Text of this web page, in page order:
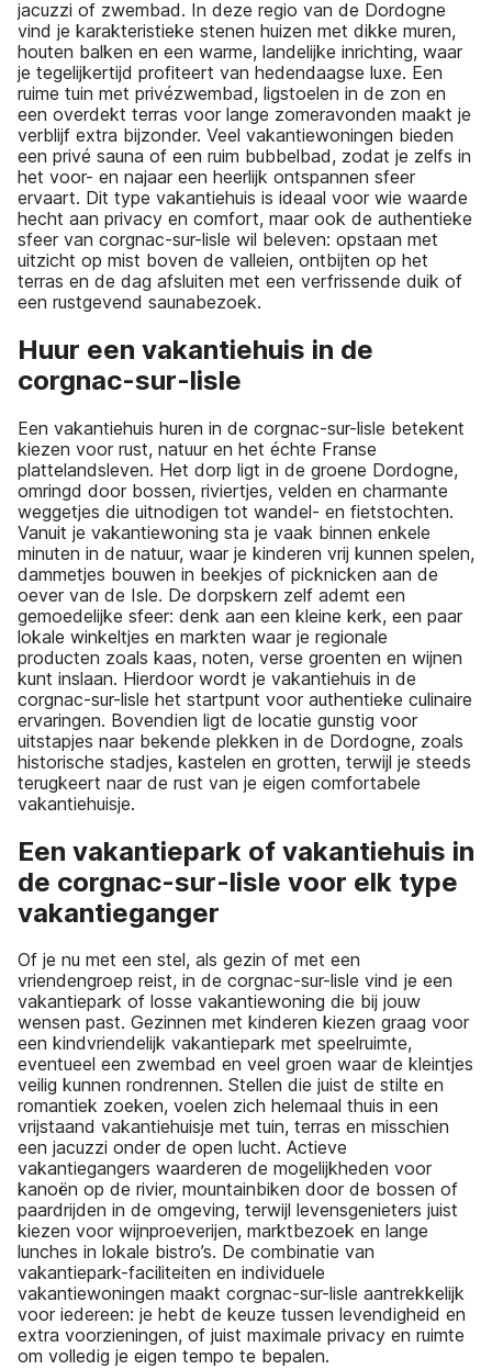
jacuzzi of zwembad. In deze regio van de Dordogne
vind je karakteristieke stenen huizen met dikke muren,
houten balken en een warme, landelijke inrichting, waar
je tegelijkertijd profiteert van hedendaagse luxe. Een
ruime tuin met privézwembad, ligstoelen in de zon en
een overdekt terras voor lange zomeravonden maakt je
verblijf extra bijzonder. Veel vakantiewoningen bieden
een privé sauna of een ruim bubbelbad, zodat je zelfs in
het voor- en najaar een heerlijk ontspannen sfeer
ervaart. Dit type vakantiehuis is ideaal voor wie waarde
hecht aan privacy en comfort, maar ook de authentieke
sfeer van corgnac-sur-lisle wil beleven: opstaan met
uitzicht op mist boven de valleien, ontbijten op het
terras en de dag afsluiten met een verfrissende duik of
een rustgevend saunabezoek.
Huur een vakantiehuis in de
corgnac-sur-lisle
Een vakantiehuis huren in de corgnac-sur-lisle betekent
kiezen voor rust, natuur en het échte Franse
plattelandsleven. Het dorp ligt in de groene Dordogne,
omringd door bossen, riviertjes, velden en charmante
weggetjes die uitnodigen tot wandel- en fietstochten.
Vanuit je vakantiewoning sta je vaak binnen enkele
minuten in de natuur, waar je kinderen vrij kunnen spelen,
dammetjes bouwen in beekjes of picknicken aan de
oever van de Isle. De dorpskern zelf ademt een
gemoedelijke sfeer: denk aan een kleine kerk, een paar
lokale winkeltjes en markten waar je regionale
producten zoals kaas, noten, verse groenten en wijnen
kunt inslaan. Hierdoor wordt je vakantiehuis in de
corgnac-sur-lisle het startpunt voor authentieke culinaire
ervaringen. Bovendien ligt de locatie gunstig voor
uitstapjes naar bekende plekken in de Dordogne, zoals
historische stadjes, kastelen en grotten, terwijl je steeds
terugkeert naar de rust van je eigen comfortabele
vakantiehuisje.
Een vakantiepark of vakantiehuis in
de corgnac-sur-lisle voor elk type
vakantieganger
Of je nu met een stel, als gezin of met een
vriendengroep reist, in de corgnac-sur-lisle vind je een
vakantiepark of losse vakantiewoning die bij jouw
wensen past. Gezinnen met kinderen kiezen graag voor
een kindvriendelijk vakantiepark met speelruimte,
eventueel een zwembad en veel groen waar de kleintjes
veilig kunnen rondrennen. Stellen die juist de stilte en
romantiek zoeken, voelen zich helemaal thuis in een
vrijstaand vakantiehuisje met tuin, terras en misschien
een jacuzzi onder de open lucht. Actieve
vakantiegangers waarderen de mogelijkheden voor
kanoën op de rivier, mountainbiken door de bossen of
paardrijden in de omgeving, terwijl levensgenieters juist
kiezen voor wijnproeverijen, marktbezoek en lange
lunches in lokale bistro’s. De combinatie van
vakantiepark-faciliteiten en individuele
vakantiewoningen maakt corgnac-sur-lisle aantrekkelijk
voor iedereen: je hebt de keuze tussen levendigheid en
extra voorzieningen, of juist maximale privacy en ruimte
om volledig je eigen tempo te bepalen.